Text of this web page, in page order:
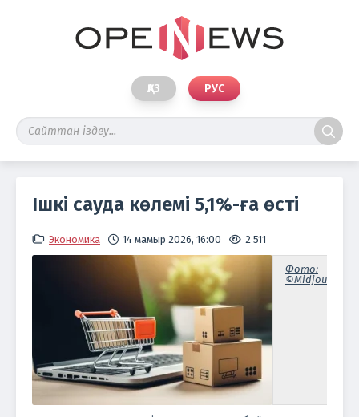
ҚАЗ РУС
Ішкі сауда көлемі 5,1%-ға өсті
Экономика 14 мамыр 2026, 16:00 2 511
Фото:
©Midjourney